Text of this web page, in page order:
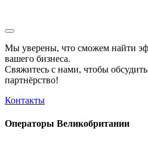
Мы уверены, что сможем найти
вашего бизнеса.
Свяжитесь с нами, чтобы обсудить
партнёрство!
Контакты
Операторы Великобритании